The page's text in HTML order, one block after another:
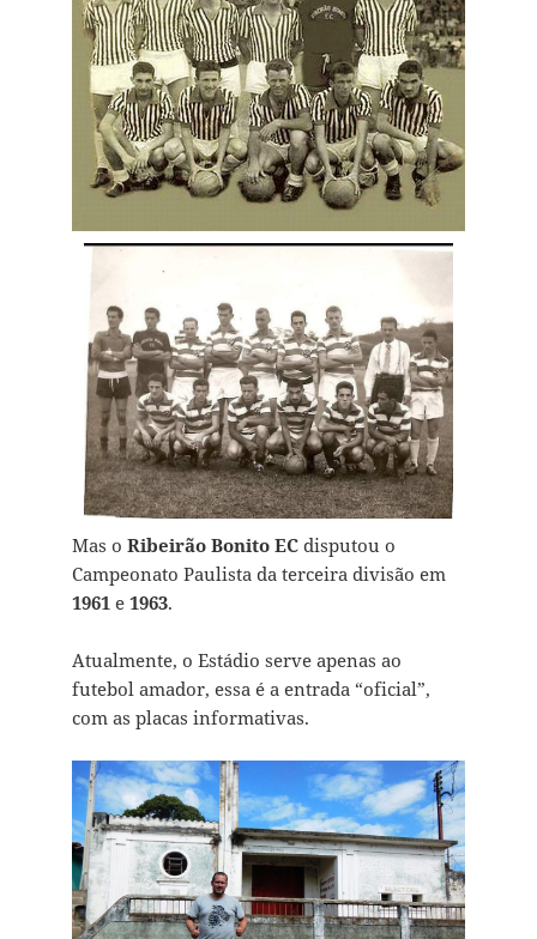
Mas o Ribeirão Bonito ECdisputou o
Campeonato Paulista da terceira divisão em
1961 e 1963.
Atualmente, o Estádio serve apenas ao
futebol amador, essa é a entrada “oficial”,
com as placas informativas.